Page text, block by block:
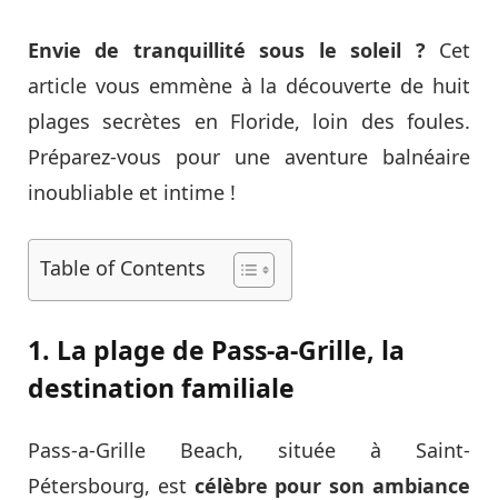
Envie de tranquillité sous le soleil ? Cet
article vous emmène à la découverte de huit
plages secrètes en Floride, loin des foules.
Préparez-vous pour une aventure balnéaire
inoubliable et intime !
Table of Contents
1. La plage de Pass-a-Grille, la
destination familiale
Pass-a-Grille Beach, située à Saint-
Pétersbourg, est célèbre pour son ambiance